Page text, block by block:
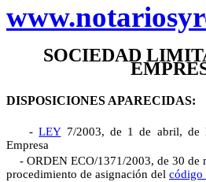
SOCIEDAD
DISPOSICIONES APARECIDAS:
-LEY7/2003, de 1 de abril, de
Empresa
- ORDEN ECO/1371/2003, de 30 de
procedimiento de asignación del código